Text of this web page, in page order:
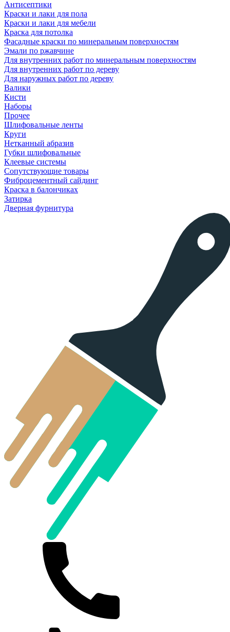
Антисептики
Краски и лаки для пола
Краски и лаки для мебели
Краска для потолка
Фасадные краски по минеральным поверхностям
Эмали по ржавчине
Для внутренних работ по минеральным поверхностям
Для внутренних работ по дереву
Для наружных работ по дереву
Валики
Кисти
Наборы
Прочее
Шлифовальные ленты
Круги
Нетканный абразив
Губки шлифовальные
Клеевые системы
Сопутствующие товары
Фиброцементный сайдинг
Краска в балончиках
Затирка
Дверная фурнитура